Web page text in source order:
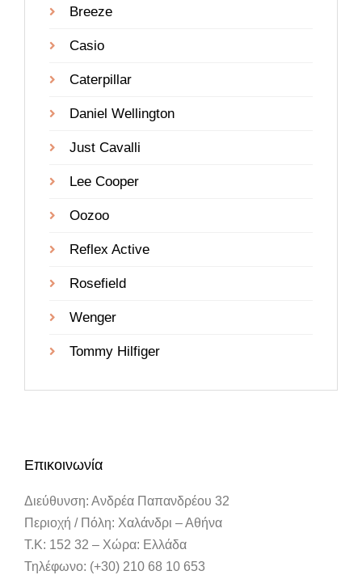
Breeze
Casio
Caterpillar
Daniel Wellington
Just Cavalli
Lee Cooper
Oozoo
Reflex Active
Rosefield
Wenger
Tommy Hilfiger
Επικοινωνία
Διεύθυνση: Ανδρέα Παπανδρέου 32
Περιοχή / Πόλη: Χαλάνδρι – Αθήνα
Τ.Κ: 152 32 – Χώρα: Ελλάδα
Τηλέφωνο: (+30) 210 68 10 653